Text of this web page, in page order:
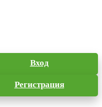
Вход
Регистрация